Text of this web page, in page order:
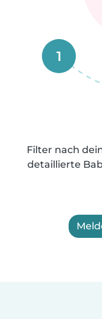
1
Filter nach
detaillierte